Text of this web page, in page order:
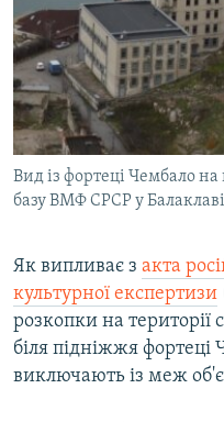
Вид із фортеці Чембало
базу ВМФ СРСР у
Як випливає з акта
культурної експертизи
розкопки на території
біля підніжжя фортеці
виключають із меж